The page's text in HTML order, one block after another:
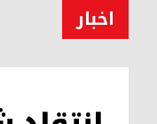
اخبار